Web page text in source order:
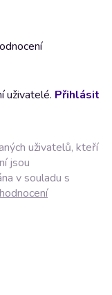
uživatelé. Přihlásit
uživatelů, kteří
jsou
v souladu s